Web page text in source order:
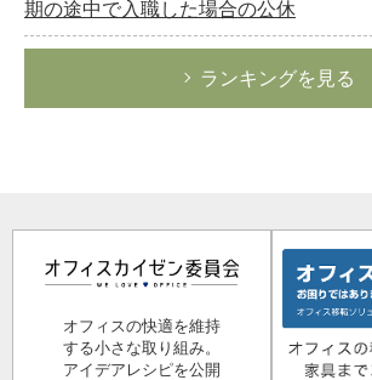
期の途中で入職した場合の公休
ランキングを見る
オフィスの快適を維持
する小さな取り組み。
アイデアレシピを公開